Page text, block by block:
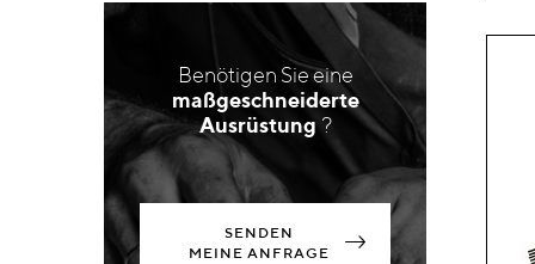
Benötigen Sie eine
maßgeschneiderte
Ausrüstung ?
SENDEN
MEINE ANFRAGE